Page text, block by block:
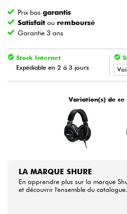
Batteries & Percu
Violons & Quatuor
Eveil Musical
Câbles & Access.
Packs
Voir nos
Prix basgarantis
Satisfait ou remboursé
Garantie 3 ans
Stock Internet
Expédiable en 2 à 3 jours
Variation(s) de ce
LA MARQUE SHURE
En apprendre plus sur la marque
et découvrir l'ensemble du catalogue.